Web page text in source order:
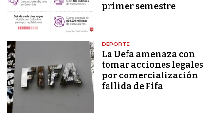
primer semestre
DEPORTE
La Uefa amenaza con
tomar acciones legales
por comercialización
fallida de Fifa